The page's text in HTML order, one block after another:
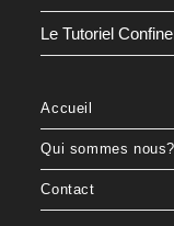
Le Tutoriel
Accueil
Qui sommes nous?
Contact